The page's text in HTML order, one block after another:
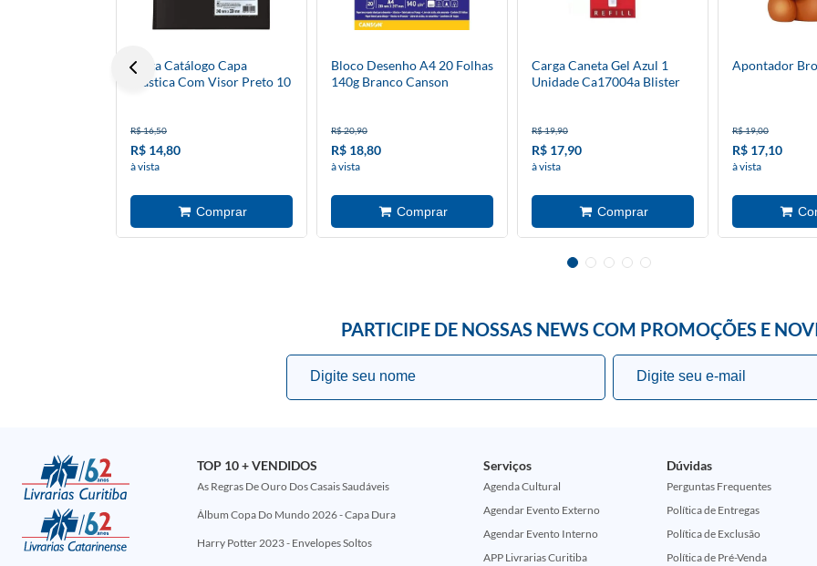
Pasta Catálogo Capa
Plástica Com Visor Preto 10
R$ 16,50
R$ 14,80
à vista
Bloco Desenho A4 20 Folhas
140g Branco Canson
R$ 20,90
R$ 18,80
à vista
Carga Caneta Gel Azul 1
Unidade Ca17004a Blister
R$ 19,90
R$ 17,90
à vista
Apontador
R$ 19,00
R$ 17,10
à vista
PARTICIPE DE NOSSAS NEWS COM PROMOÇÕES E
TOP 10 + VENDIDOS
As Regras De Ouro Dos Casais Saudáveis
Álbum Copa Do Mundo 2026 - Capa Dura
Harry Potter 2023 - Envelopes Soltos
Serviços
Agenda Cultural
Agendar Evento Externo
Agendar Evento Interno
APP Livrarias Curitiba
Dúvidas
Perguntas Frequentes
Política de Entregas
Política de Exclusão
Política de Pré-Venda